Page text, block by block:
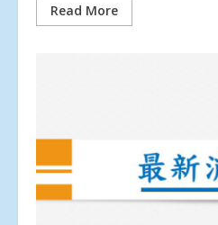
Read More